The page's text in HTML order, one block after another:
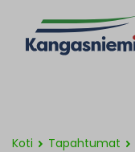
Koti Tapahtumat